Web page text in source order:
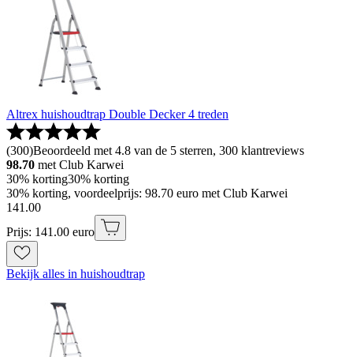
Altrex huishoudtrap Double Decker 4 treden
(300)Beoordeeld met 4.8 van de 5 sterren, 300 klantreviews
98.70 met Club Karwei
30% korting30% korting
30% korting, voordeelprijs: 98.70 euro met Club Karwei
141 .00
Prijs: 141.00 euro
Bekijk alles in huishoudtrap